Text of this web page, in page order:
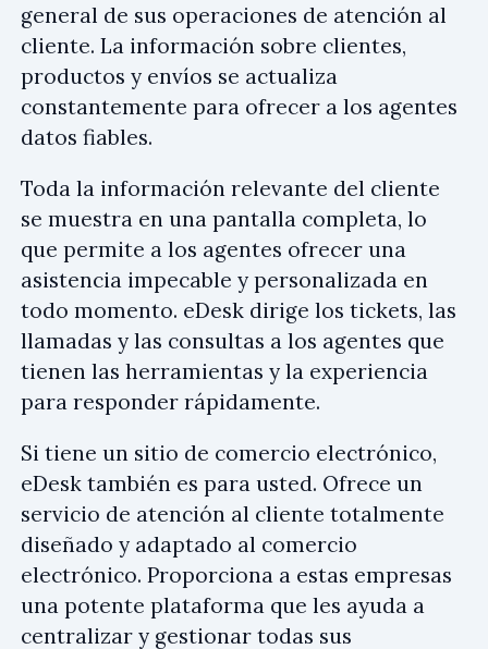
general de sus operaciones de atención al
cliente. La información sobre clientes,
productos y envíos se actualiza
constantemente para ofrecer a los agentes
datos fiables.
Toda la información relevante del cliente
se muestra en una pantalla completa, lo
que permite a los agentes ofrecer una
asistencia impecable y personalizada en
todo momento. eDesk dirige los tickets, las
llamadas y las consultas a los agentes que
tienen las herramientas y la experiencia
para responder rápidamente.
Si tiene un sitio de comercio electrónico,
eDesk también es para usted. Ofrece un
servicio de atención al cliente totalmente
diseñado y adaptado al comercio
electrónico. Proporciona a estas empresas
una potente plataforma que les ayuda a
centralizar y gestionar todas sus